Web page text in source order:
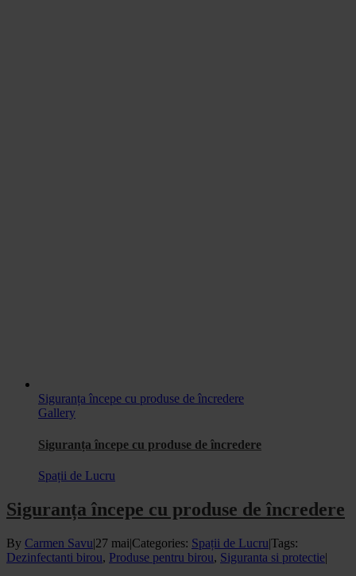
Siguranța începe cu produse de încredere
Gallery
Siguranța începe cu produse de încredere
Spații de Lucru
Siguranța începe cu produse de încredere
By Carmen Savu|27 mai|Categories: Spații de Lucru|Tags:
Dezinfectanti birou, Produse pentru birou, Siguranta si protectie|